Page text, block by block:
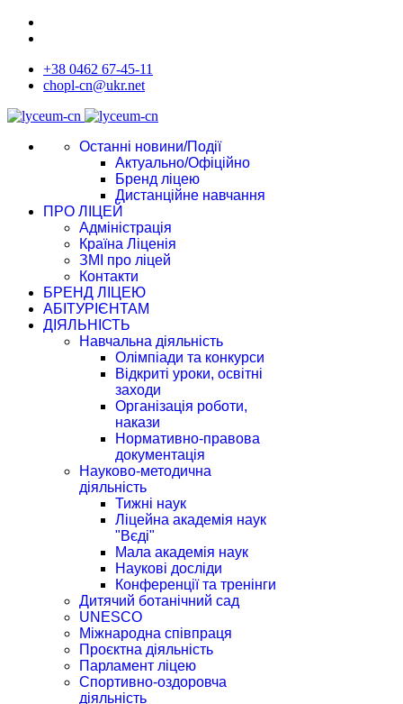
+38 0462 67-45-11
chopl-cn@ukr.net
Останні новини/Події
Актуально/Офіційно
Бренд ліцею
Дистанційне навчання
ПРО ЛІЦЕЙ
Адміністрація
Країна Ліценія
ЗМІ про ліцей
Контакти
БРЕНД ЛІЦЕЮ
АБІТУРІЄНТАМ
ДІЯЛЬНІСТЬ
Навчальна діяльність
Олімпіади та конкурси
Відкриті уроки, освітні
заходи
Організація роботи,
накази
Нормативно-правова
документація
Науково-методична
діяльність
Тижні наук
Ліцейна академія наук
"Вєді"
Мала академія наук
Наукові досліди
Конференції та тренінги
Дитячий ботанічний сад
UNESCO
Міжнародна співпраця
Проєктна діяльність
Парламент ліцею
Спортивно-оздоровча
діяльність